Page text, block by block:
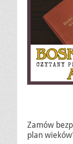
Zamów
plan